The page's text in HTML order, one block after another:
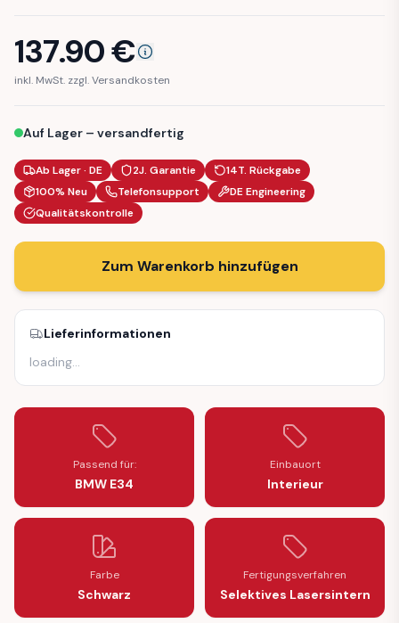
137.90€
inkl. MwSt. zzgl. Versandkosten
Auf Lager – versandfertig
Ab Lager · DE 2J. Garantie
14T. Rückgabe
100% Neu
Telefonsupport
DE Engineering
Qualitätskontrolle
Zum Warenkorb hinzufügen
Lieferinformationen
loading…
Passend für:
BMW E34
Einbauort
Interieur
Farbe
Schwarz
Fertigungsverfahren
Selektives Lasersintern